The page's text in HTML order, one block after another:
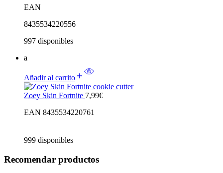
EAN
8435534220556
997 disponibles
a
Añadir al carrito
Zoey Skin Fortnite 7,99€
EAN 8435534220761
999 disponibles
Recomendar productos